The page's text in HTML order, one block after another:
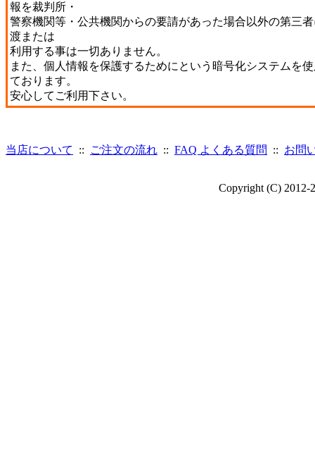
報を裁判所・
警察機関等・公共機関からの要請があった場合以外の第三
渡または
利用する事は一切ありません。
また、個人情報を保護するためにという暗号化システムを
ております。
安心してご利用下さい。
当店について :: ご注文の流れ :: FAQ よくある質問 :: お問
Copyright (C) 2012-